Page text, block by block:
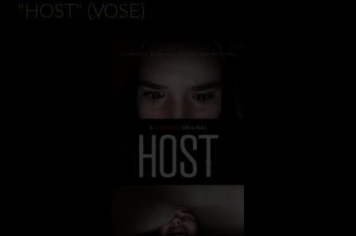
"HOST" (VOSE)